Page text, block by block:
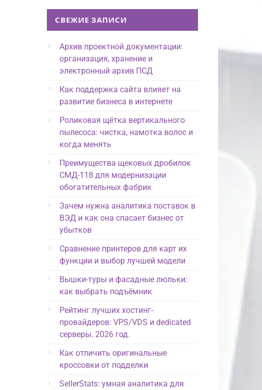
СВЕЖИЕ ЗАПИСИ
Архив проектной документации:
организация, хранение и
электронный архив ПСД
Как поддержка сайта влияет на
развитие бизнеса в интернете
Роликовая щётка вертикального
пылесоса: чистка, намотка волос и
когда менять
Преимущества щековых дробилок
СМД-118 для модернизации
обогатительных фабрик
Зачем нужна аналитика поставок в
ВЭД и как она спасает бизнес от
убытков
Сравнение принтеров для карт их
функции и выбор лучшей модели
Вышки-туры и фасадные люльки:
как выбрать подъёмник
Рейтинг лучших хостинг-
провайдеров: VPS/VDS и dedicated
серверы. 2026 год.
Как отличить оригинальные
кроссовки от подделки
SellerStats: умная аналитика для